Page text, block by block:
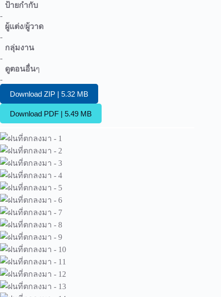
ป้ายกำกับ
-
ผู้แต่ง/ผู้วาด
-
กลุ่มงาน
-
ดูตอนอื่นๆ
-
Download ZIP | 5.32 MB
Download PDF | 5.49 MB